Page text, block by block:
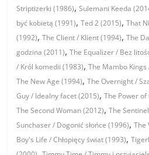
Striptizerki (1986),Sulemani Keeda
być kobietą (1991),Ted 2 (2015),That
(1992),The Client / Klient (1994),The
godzina (2011),The Equalizer / Bez
/ Król komedii (1983),The Mambo
The New Age (1994),The Overnight /
Guy / Idealny facet (2015),The Power
The Second Woman (2012),The
Sunchaser / Dogonić słońce (1996),The
Boy's Life / Chłopięcy świat (1993),